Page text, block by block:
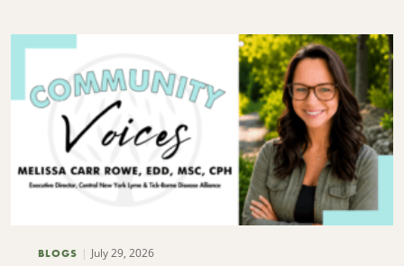
BLOGS July 29, 2026